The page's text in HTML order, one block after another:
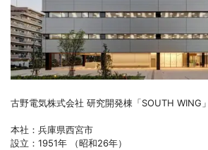
古野電気株式会社 研究開発棟「SOUTH WING」
本社：兵庫県西宮市
設立：1951年 （昭和26年）